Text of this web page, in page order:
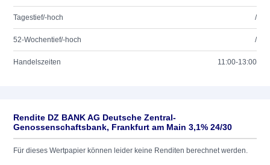
Tagestief/-hoch /
52-Wochentief/-hoch /
Handelszeiten 11:00-13:00
Rendite DZ BANK AG Deutsche Zentral-
Genossenschaftsbank, Frankfurt am Main 3,1% 24/30
Für dieses Wertpapier können leider keine Renditen berechnet werden.